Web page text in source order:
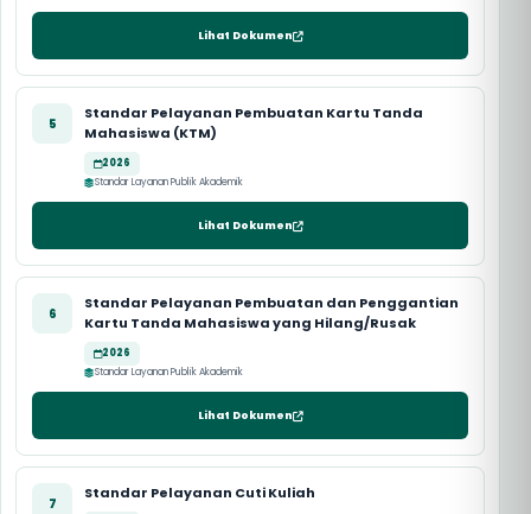
Lihat Dokumen
5
Standar Pelayanan Pembuatan Kartu Tanda
Mahasiswa (KTM)
2026
Standar Layanan Publik Akademik
Lihat Dokumen
6
Standar Pelayanan Pembuatan dan Penggantian
Kartu Tanda Mahasiswa yang Hilang/Rusak
2026
Standar Layanan Publik Akademik
Lihat Dokumen
7
Standar Pelayanan Cuti Kuliah